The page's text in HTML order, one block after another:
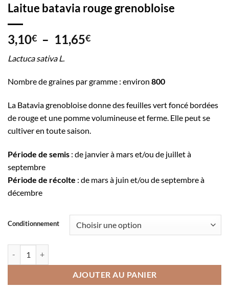
Laitue batavia rouge grenobloise
3,10€ – 11,65€Plage
à
11,65€
Lactuca sativa L.
Nombre de graines par gramme : environ 800
La Batavia grenobloise donne des feuilles vert foncé bordées
de rouge et une pomme volumineuse et ferme. Elle peut se
cultiver en toute saison.
Période de semis : de janvier à mars et/ou de juillet à
septembre
Période de récolte : de mars à juin et/ou de septembre à
décembre
Conditionnement
AJOUTER AU PANIER